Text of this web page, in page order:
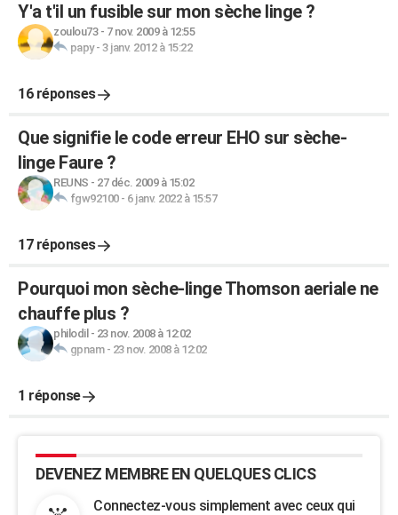
Y'a t'il un fusible sur mon sèche linge ?
zoulou73- 7 nov. 2009 à 12:55
papy- 3 janv. 2012 à 15:22
16 réponses
Que signifie le code erreur EHO sur sèche-
linge Faure ?
REUNS - 27 déc. 2009 à 15:02
fgw92100- 6 janv. 2022 à 15:57
17 réponses
Pourquoi mon sèche-linge Thomson aeriale ne
chauffe plus ?
philodil - 23 nov. 2008 à 12:02
gpnam- 23 nov. 2008 à 12:02
1 réponse
DEVENEZ MEMBRE EN QUELQUES CLICS
Connectez-vous simplement avec ceux qui